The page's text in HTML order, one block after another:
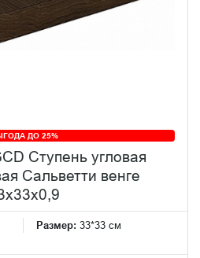
ДО 25%
Ступень угловая
Сальветти венге
Размер: 33*33 см